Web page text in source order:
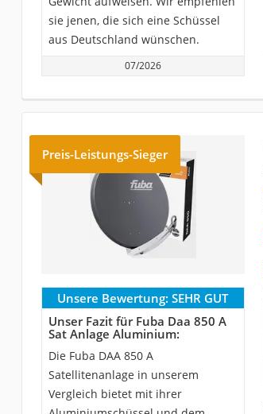
sie jenen, die sich eine Schüssel
aus Deutschland wünschen.
07/2026
Preis-Leistungs-Sieger
Unsere Bewertung: SEHR GUT
Unser Fazit für Fuba Daa 850 A
Sat Anlage Aluminium:
Die Fuba DAA 850 A
Satellitenanlage in unserem
Vergleich bietet mit ihrer